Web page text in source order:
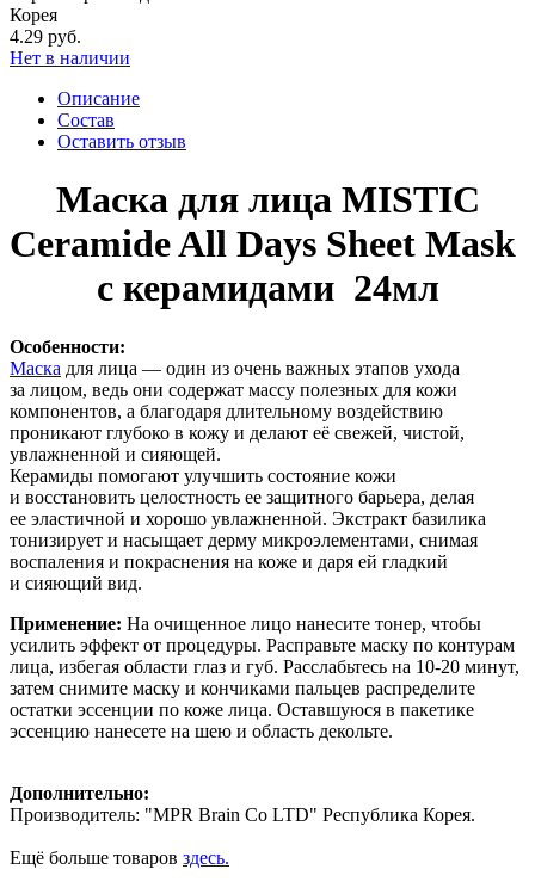
Корея
4.29 руб.
Нет в наличии
Описание
Состав
Оставить отзыв
Маска для лица MISTIC
Ceramide All Days Sheet Mask
с керамидами 24мл
Особенности:
Маска для лица — один из очень важных этапов ухода
за лицом, ведь они содержат массу полезных для кожи
компонентов, а благодаря длительному воздействию
проникают глубоко в кожу и делают её свежей, чистой,
увлажненной и сияющей.
Керамиды помогают улучшить состояние кожи
и восстановить целостность ее защитного барьера, делая
ее эластичной и хорошо увлажненной. Экстракт базилика
тонизирует и насыщает дерму микроэлементами, снимая
воспаления и покраснения на коже и даря ей гладкий
и сияющий вид.
Применение: На очищенное лицо нанесите тонер, чтобы
усилить эффект от процедуры. Расправьте маску по контурам
лица, избегая области глаз и губ. Расслабьтесь на 10-20 минут,
затем снимите маску и кончиками пальцев распределите
остатки эссенции по коже лица. Оставшуюся в пакетике
эссенцию нанесете на шею и область декольте.
Дополнительно:
Производитель: "MPR Brain Co LTD" Республика Корея.
Ещё больше товаров здесь.